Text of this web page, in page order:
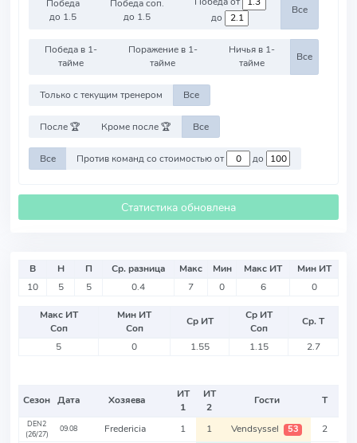
Победа
до 1.5
Победа соп.
до 1.5
до
Все
Победа в 1-
тайме
Поражение в 1-
тайме
Ничья в 1-
тайме
Все
Только с текущим тренером Все
После 🏆 Кроме после 🏆 Все
Все Против команд со стоимостью от до
Статистика обновлена
В Н П Ср. разница Макс Мин Макс ИТ
Мин ИТ
10
5 5 0.4 7 0 6 0
Макс ИТ
Соп
Мин ИТ
Соп
Ср ИТ
Ср ИТ
Соп
Ср. Т
5
0 1.55 1.15 2.7
Сезон Дата Хозяева
ИТ
1
ИТ
2
Гости Т
DEN2
(26/27)
09.08 Fredericia 1 1 Vendsyssel 53 2